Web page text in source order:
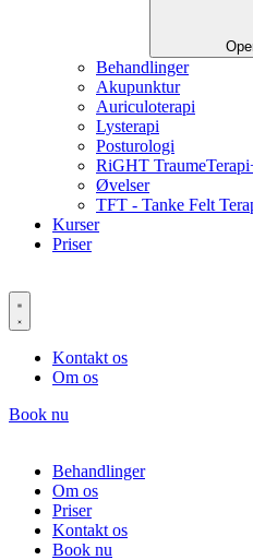
Behandlinger
Akupunktur
Auriculoterapi
Lysterapi
Posturologi
RiGHT
Øvelser
TFT - Tanke Felt
Kurser
Priser
Kontakt os
Om os
Book nu
Behandlinger
Om os
Priser
Kontakt os
Book nu